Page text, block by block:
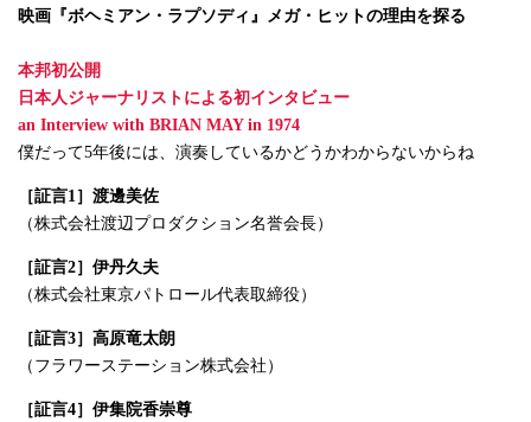
映画『ボヘミアン・ラプソディ』メガ・ヒットの理由を探る
本邦初公開
日本人ジャーナリストによる初インタビュー
an Interview with BRIAN MAY in 1974
僕だって5年後には、演奏しているかどうかわからないからね
［証言1］渡邊美佐
（株式会社渡辺プロダクション名誉会長）
［証言2］伊丹久夫
（株式会社東京パトロール代表取締役）
［証言3］高原竜太朗
（フラワーステーション株式会社）
［証言4］伊集院香崇尊